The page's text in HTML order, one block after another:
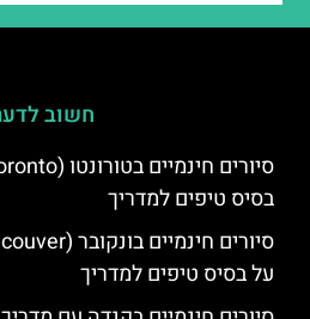
חשוב
בסיס טיפים למדריך
על בסיס טיפים למדריך